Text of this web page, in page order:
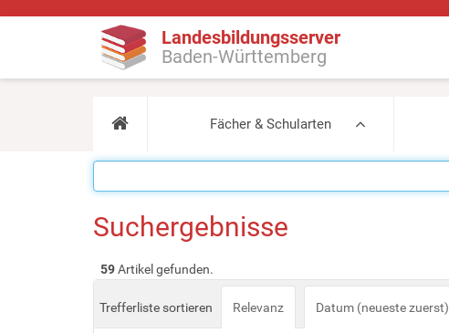
Landesbildungsserver
Baden-Württemberg
Fächer & Schularten
Suchergebnisse
59Artikel gefunden.
Trefferliste sortieren Relevanz Datum (neueste zuerst)